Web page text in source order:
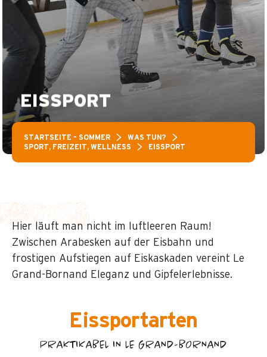
EISSPORT
STARTSEITE – SOMMER
WAS TUN?
SPORT, FREIZEIT, WELLNESS
EISSPORT
Hier läuft man nicht im luftleeren Raum!
Zwischen Arabesken auf der Eisbahn und
frostigen Aufstiegen auf Eiskaskaden vereint Le
Grand-Bornand Eleganz und Gipfelerlebnisse.
Eissportarten
PRAKTIKABEL IN LE GRAND-BORNAND